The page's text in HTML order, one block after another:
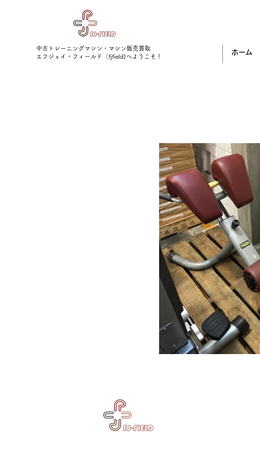
中古トレーニングマシン・マシン販売買取
​エフジェイ・フィールド（fjfield)へようこそ！
ホーム